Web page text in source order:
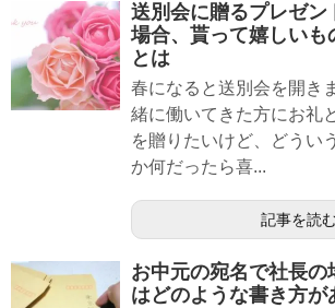
送別会に贈るプレゼン
場合、貰って嬉しいも
とは
春になると送別会を開き
緒に働いてきた方にお礼
を贈りたいけど、どうい
か何だったら喜...
記事を読
お中元の宛名で社長の
はどのような書き方が